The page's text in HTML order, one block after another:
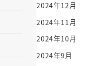
2024年12月
2024年11月
2024年10月
2024年9月